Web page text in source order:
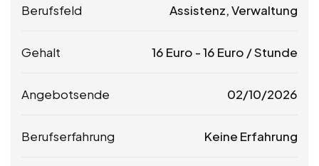
Berufsfeld Assistenz, Verwaltung
Gehalt 16 Euro -16 Euro / Stunde
Angebotsende 02/10/2026
Berufserfahrung Keine Erfahrung